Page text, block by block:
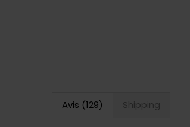
Avis (129) Shipping